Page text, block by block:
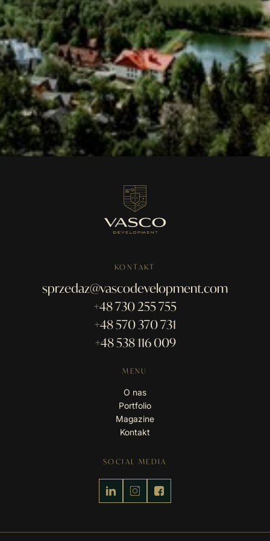
Adres e-mail*
*Zapisując się do naszego newslettera, wyrażasz zgodę na
otrzymywanie od nas okresowych wiadomości email. Wyrażasz
również zgodę na przetwarzanie Twoich danych osobowych w
celach marketingowych, w tym przesyłanie informacji o
produktach, usługach oraz promocjach.
ZAPISZ SIĘ
KONTAKT
sprzedaz@vascodevelopment.com
+48 730 255 755
+48 570 370 731
+48 538 116 009
MENU
O nas
Portfolio
Magazine
Kontakt
SOCIAL MEDIA